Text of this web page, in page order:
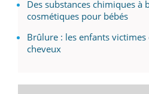
Des substances chimiques à
cosmétiques pour bébés
Brûlure : les enfants victimes
cheveux